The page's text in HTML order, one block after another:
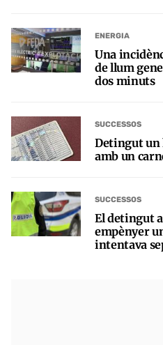
ENERGIA
Una
de llum
dos minuts
SUCCESSOS
Detingut un
amb un
SUCCESSOS
El detingut
empènyer
intentava